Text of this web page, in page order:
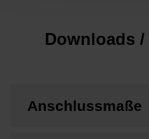
Downloads /
Anschlussmaße